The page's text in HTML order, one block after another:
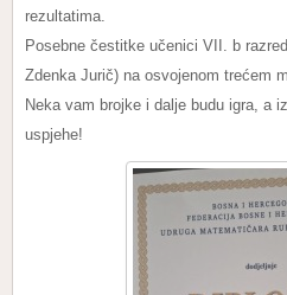
rezultatima.
Posebne čestitke učenici VII. b
Zdenka Jurič) na osvojenom trećem
Neka vam brojke i dalje budu igra, a
uspjehe!